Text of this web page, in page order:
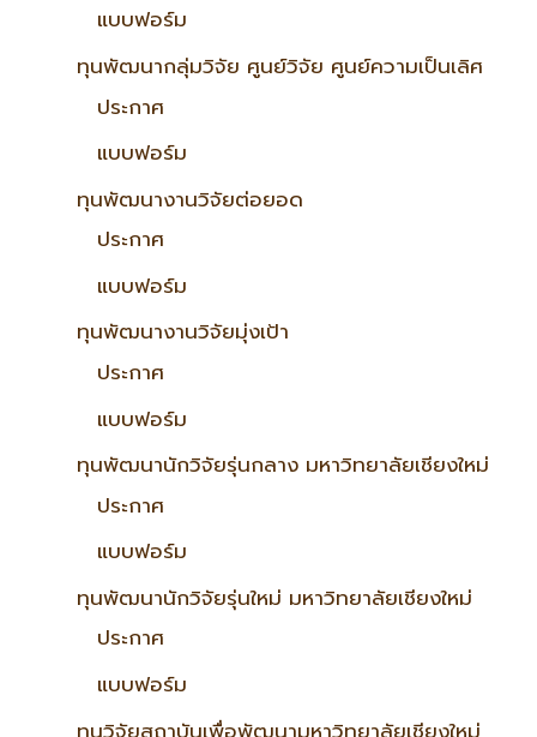
แบบฟอร์ม
ทุนพัฒนากลุ่มวิจัย ศูนย์วิจัย ศูนย์ความเป็นเลิศ
ประกาศ
แบบฟอร์ม
ทุนพัฒนางานวิจัยต่อยอด
ประกาศ
แบบฟอร์ม
ทุนพัฒนางานวิจัยมุ่งเป้า
ประกาศ
แบบฟอร์ม
ทุนพัฒนานักวิจัยรุ่นกลาง มหาวิทยาลัยเชียงใหม่
ประกาศ
แบบฟอร์ม
ทุนพัฒนานักวิจัยรุ่นใหม่ มหาวิทยาลัยเชียงใหม่
ประกาศ
แบบฟอร์ม
ทุนวิจัยสถาบันเพื่อพัฒนามหาวิทยาลัยเชียงใหม่